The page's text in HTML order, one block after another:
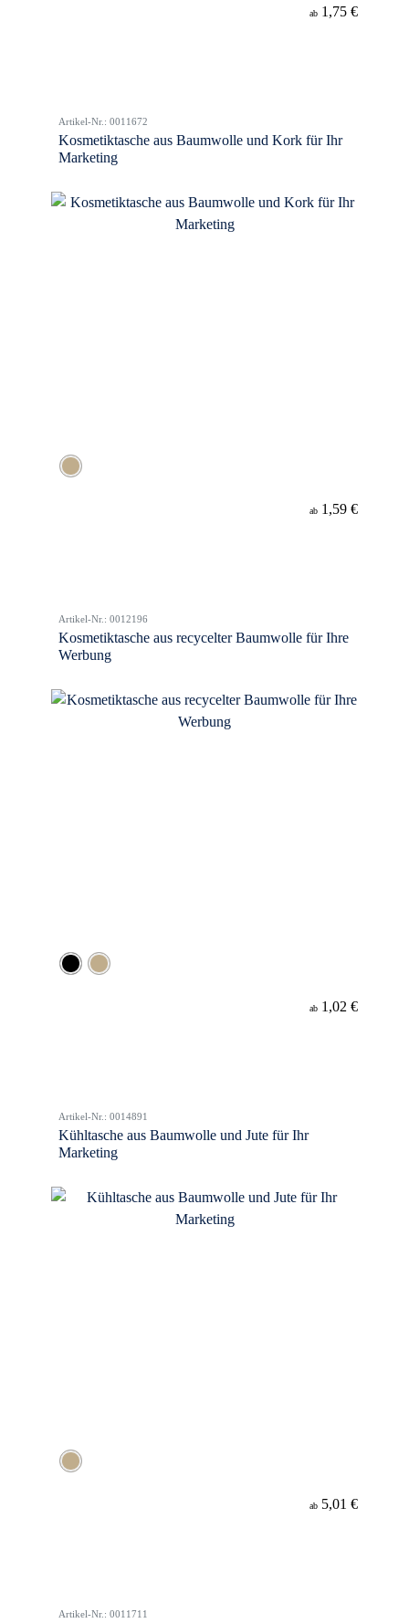
ab 1,75 €
Artikel-Nr.: 0011672
Kosmetiktasche aus Baumwolle und Kork für Ihr
Marketing
ab 1,59 €
Artikel-Nr.: 0012196
Kosmetiktasche aus recycelter Baumwolle für Ihre
Werbung
ab 1,02 €
Artikel-Nr.: 0014891
Kühltasche aus Baumwolle und Jute für Ihr
Marketing
ab 5,01 €
Artikel-Nr.: 0011711